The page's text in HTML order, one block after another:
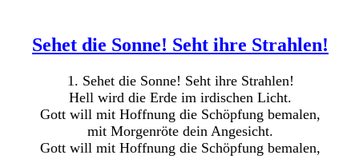
Sehet die Sonne! Seht ihre Strahlen!
1. Sehet die Sonne! Seht ihre Strahlen!
Hell wird die Erde im irdischen Licht.
Gott will mit Hoffnung die Schöpfung bemalen,
mit Morgenröte dein Angesicht.
Gott will mit Hoffnung die Schöpfung bemalen,